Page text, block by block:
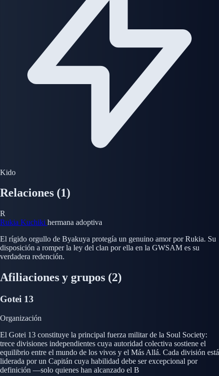
Kido
Relaciones (1)
R
Rukia Kuchiki hermana adoptiva
El rígido orgullo de Byakuya protegía un genuino amor por Rukia. Su
disposición a romper la ley del clan por ella en la GWSAM es su
verdadera redención.
Afiliaciones y grupos (2)
Gotei 13
Organización
El Gotei 13 constituye la principal fuerza militar de la Soul Society:
trece divisiones independientes cuya autoridad colectiva sostiene el
equilibrio entre el mundo de los vivos y el Más Allá. Cada división está
liderada por un Capitán cuya habilidad debe ser excepcional por
definición —solo quienes han alcanzado el B